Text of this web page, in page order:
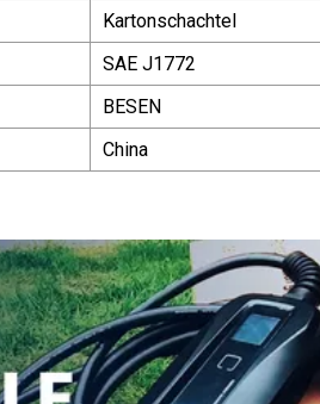
Kartonschachtel
SAE J1772
BESEN
China